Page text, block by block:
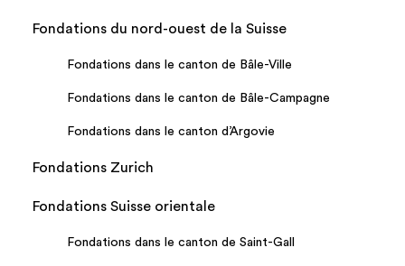
Fondations du nord-ouest de la Suisse
Fondations dans le canton de Bâle-Ville
Fondations dans le canton de Bâle-Campagne
Fondations dans le canton d’Argovie
Fondations Zurich
Fondations Suisse orientale
Fondations dans le canton de Saint-Gall